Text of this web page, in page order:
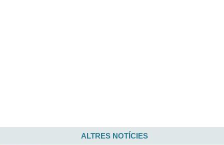
ALTRES NOTÍCIES